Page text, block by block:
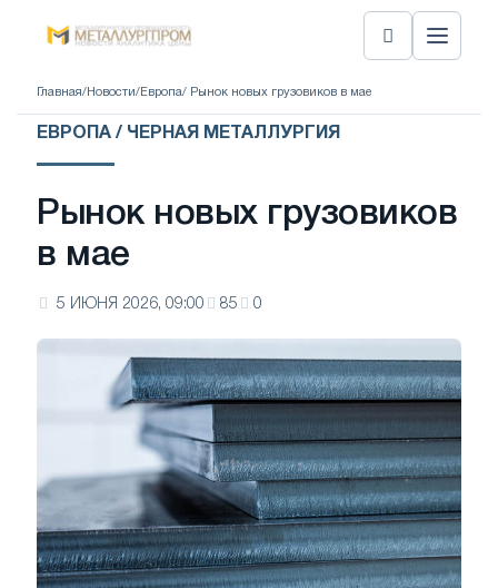
Главная/ Новости/ Европа/ Рынок новых грузовиков в мае
ЕВРОПА / ЧЕРНАЯ МЕТАЛЛУРГИЯ
Рынок новых грузовиков
в мае
5 ИЮНЯ 2026, 09:00 85 0